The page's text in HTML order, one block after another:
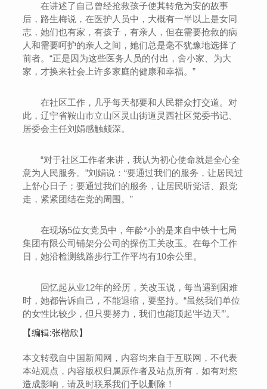
在讲述了自己曾经抢救孩子使其转危为安的故事
后，路生梅说，在医护人员中，大概有一半以上是女同
志，她们也有家，有孩子，有亲人，但在需要抢救的病
人和需要呵护的亲人之间，她们总是毫不犹豫地选择了
前者。“正是因为这些医务人员的付出，舍小家、为大
家，才换来社会上许多家庭的健康和幸福。”
在社区工作，几乎每天都要和人民群众打交道。对
此，辽宁省鞍山市立山区灵山街道灵西社区党委书记、
居委会主任刘娟感触颇深。
“对于社区工作者来讲，我认为初心使命就是全心全
意为人民服务。”刘娟说：“要通过我们的服务，让居民过
上舒心日子；要通过我们的服务，让居民听党话、跟党
走，紧紧团结在党的周围。”
在现场5位女党员中，年龄*小的是来自中铁十七局
集团有限公司铺架分公司的探伤工关改玉。在每个工作
日，她沿检测线路步行工作平均有10余公里。
回忆起从业12年的经历，关改玉说，每当遇到困难
时，她都告诉自己，不能退缩，要坚持。“虽然我们单位
的女性比较少，但只要努力，我们也能顶起‘半边天’”。
【编辑:张楷欣】
本文转载自中国新闻网，内容均来自于互联网，不代表
本站观点，内容版权归属原作者及站点所有，如有对您
造成影响，请及时联系我们予以删除！